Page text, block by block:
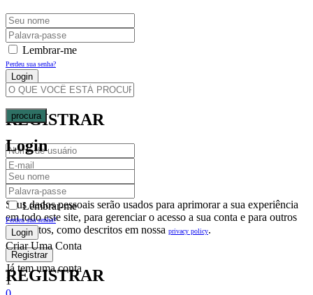
Lembrar-me
Perdeu sua senha?
Criar Uma Conta
REGISTRAR
Seus dados pessoais serão usados para aprimorar a sua experiência
em todo este site, para gerenciar o acesso a sua conta e para outros
propósitos, como descritos em nossa privacy policy.
Já tem uma conta
1
procura
Login
Lembrar-me
Perdeu sua senha?
Criar Uma Conta
REGISTRAR